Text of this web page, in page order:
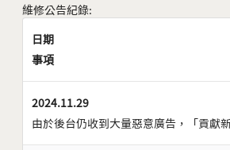
維修公告紀錄:
日期
事項
2024.11.29
由於後台仍收到大量惡意廣告，「貢獻